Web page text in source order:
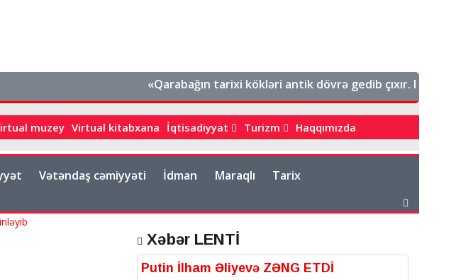
«Qarabağın tarixi kökləri antik dövrə gedib çıxır. Bu,
muzey Virtual kitabxana İqtisadiyyat Turizm Haqqımızda
Vətəndaş cəmiyyəti İdman Maraqlı Tarix
Xəbər LENTİ
Putin İlham Əliyevə ZƏNG ETDİ